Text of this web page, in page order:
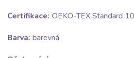
Certifikace: OEKO-TEX Standard
Barva: barevná